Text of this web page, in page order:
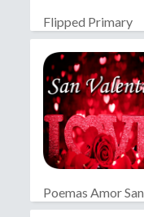
Flipped Primary
educación
Poemas Amor San
Valentín